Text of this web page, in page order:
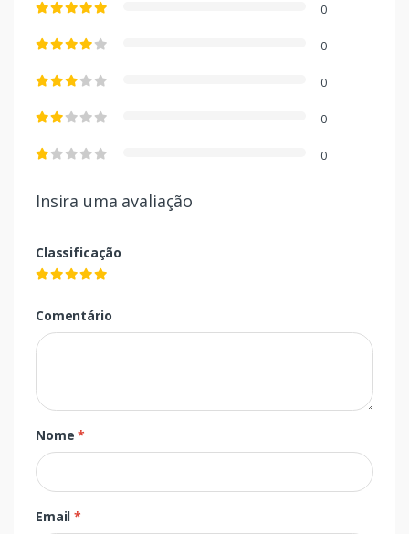
0
0
0
0
0
Insira uma avaliação
Classificação
Comentário
Nome*
Email*